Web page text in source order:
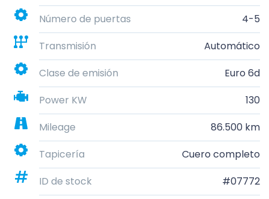
Número de puertas
4-5
Transmisión
Automático
Clase de emisión
Euro 6d
Power KW
130
Mileage
86.500 km
Tapicería
Cuero completo
ID de stock
#07772